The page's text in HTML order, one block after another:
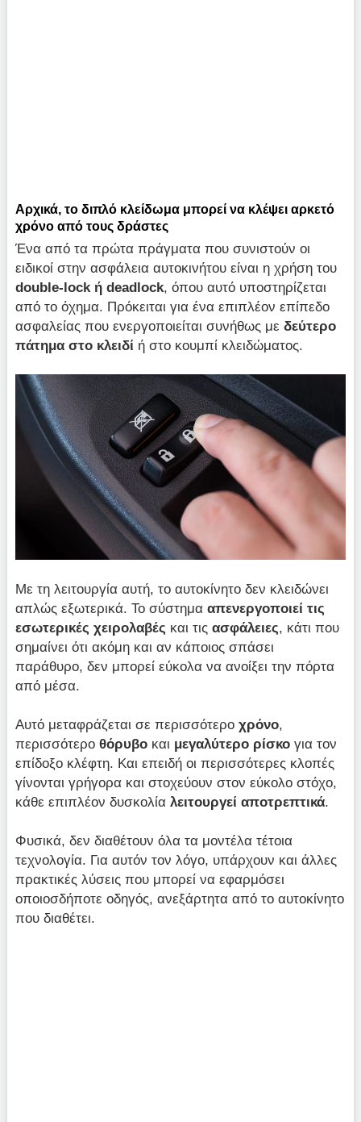
Αρχικά, το διπλό κλείδωμα μπορεί να κλέψει αρκετό
χρόνο από τους δράστες
Ένα από τα πρώτα πράγματα που συνιστούν οι
ειδικοί στην ασφάλεια αυτοκινήτου είναι η χρήση του
double-lock ή deadlock, όπου αυτό υποστηρίζεται
από το όχημα. Πρόκειται για ένα επιπλέον επίπεδο
ασφαλείας που ενεργοποιείται συνήθως μεδεύτερο
πάτημα στο κλειδί ή στο κουμπί κλειδώματος.
Με τη λειτουργία αυτή, το αυτοκίνητο δεν κλειδώνει
απλώς εξωτερικά. Το σύστημααπενεργοποιεί τις
εσωτερικές χειρολαβές και τιςασφάλειες, κάτι που
σημαίνει ότι ακόμη και αν κάποιος σπάσει
παράθυρο, δεν μπορεί εύκολα να ανοίξει την πόρτα
από μέσα.
Αυτό μεταφράζεται σε περισσότεροχρόνο,
περισσότεροθόρυβο και μεγαλύτερο ρίσκο για τον
επίδοξο κλέφτη. Και επειδή οι περισσότερες κλοπές
γίνονται γρήγορα και στοχεύουν στον εύκολο στόχο,
κάθε επιπλέον δυσκολίαλειτουργεί αποτρεπτικά.
Φυσικά, δεν διαθέτουν όλα τα μοντέλα τέτοια
τεχνολογία. Για αυτόν τον λόγο, υπάρχουν και άλλες
πρακτικές λύσεις που μπορεί να εφαρμόσει
οποιοσδήποτε οδηγός, ανεξάρτητα από το αυτοκίνητο
που διαθέτει.